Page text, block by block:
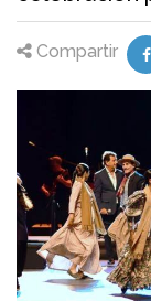
Compartir